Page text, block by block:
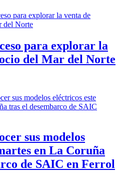
para explorar la
del Mar del Norte
sus modelos
en La Coruña
de SAIC en Ferrol